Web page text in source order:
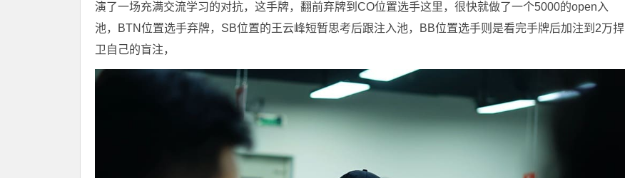
演了一场充满交流学习的对抗，这手牌，翻前弃牌到CO位置选手这里，很快就做了一个5000的open入
池，BTN位置选手弃牌，SB位置的王云峰短暂思考后跟注入池，BB位置选手则是看完手牌后加注到2万捍
卫自己的盲注，